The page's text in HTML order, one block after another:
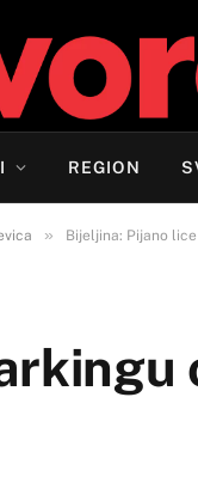
REGION
» Bijeljina: Pijano